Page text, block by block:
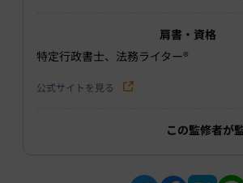
肩書・資格
特定行政書士、法務ライター®︎
公式サイトを見る
この監修者が